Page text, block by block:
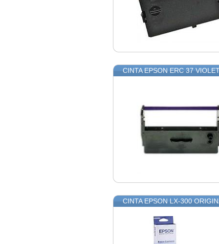
CINTA EPSON ERC 37
CINTA EPSON LX-300